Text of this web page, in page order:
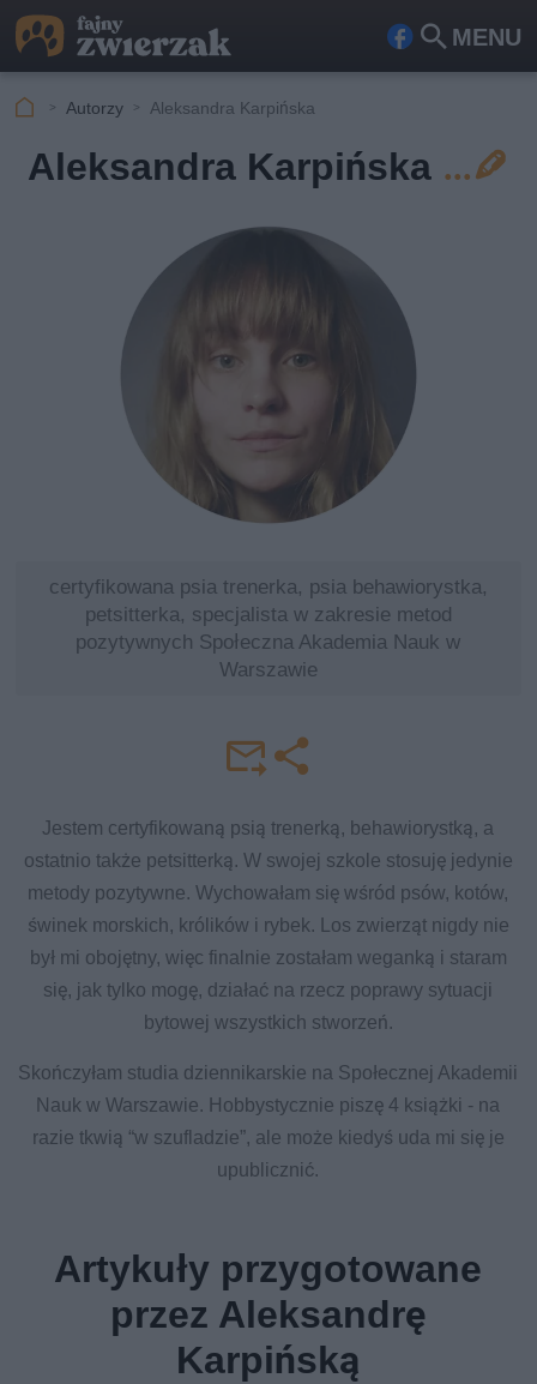
MENU
Fa Szu
Autorzy Aleksandra Karpińska
Aleksandra Karpińska
certyfikowana psia trenerka, psia behawiorystka,
petsitterka, specjalista w zakresie metod
pozytywnych Społeczna Akademia Nauk w
Warszawie
Jestem certyfikowaną psią trenerką, behawiorystką, a
ostatnio także petsitterką. W swojej szkole stosuję jedynie
metody pozytywne. Wychowałam się wśród psów, kotów,
świnek morskich, królików i rybek. Los zwierząt nigdy nie
był mi obojętny, więc finalnie zostałam weganką i staram
się, jak tylko mogę, działać na rzecz poprawy sytuacji
bytowej wszystkich stworzeń.
Skończyłam studia dziennikarskie na Społecznej Akademii
Nauk w Warszawie. Hobbystycznie piszę 4 książki - na
razie tkwią “w szufladzie”, ale może kiedyś uda mi się je
upublicznić.
Artykuły przygotowane
przez Aleksandrę
Karpińską